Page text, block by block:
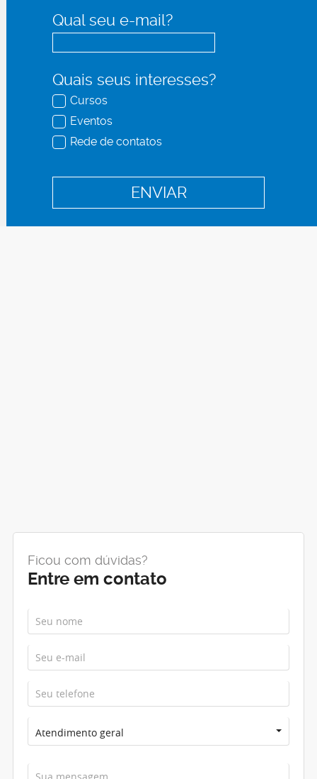
Qual seu e-mail?
Quais seus interesses?
Cursos
Eventos
Rede de contatos
Ficou com dúvidas?
Entre em contato
Atendimento geral